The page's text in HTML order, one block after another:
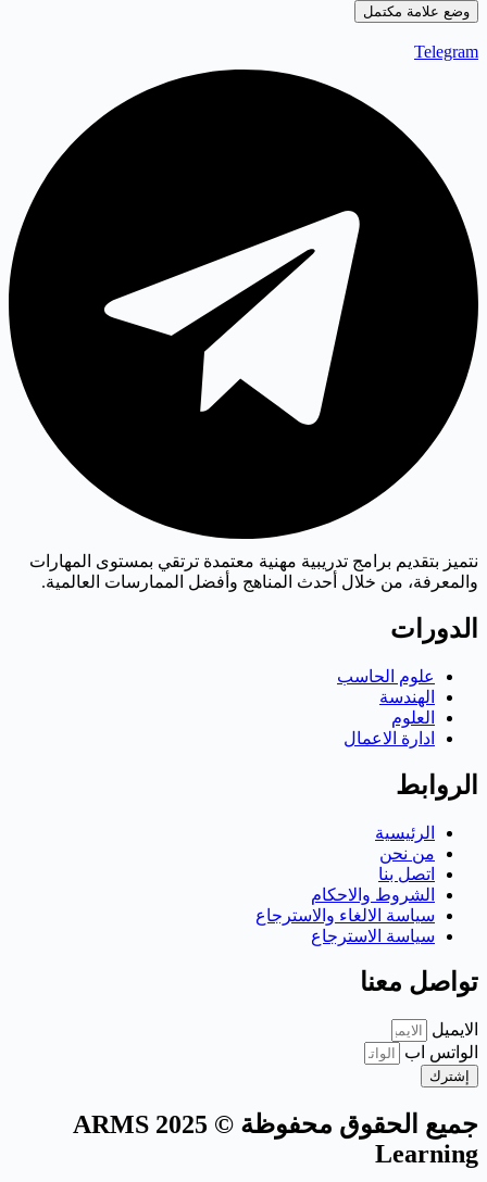
وضع علامة مكتمل
Telegram
نتميز بتقديم برامج تدريبية مهنية معتمدة ترتقي بمستوى المهارات
والمعرفة، من خلال أحدث المناهج وأفضل الممارسات العالمية.
الدورات
علوم الحاسب
الهندسة
العلوم
ادارة الاعمال
الروابط
الرئيسية
من نحن
اتصل بنا
الشروط والاحكام
سياسة الالغاء والاسترجاع
سياسة الاسترجاع
تواصل معنا
الايميل
الواتس اب
إشترك
جميع الحقوق محفوظة © 2025 ARMS
Learning